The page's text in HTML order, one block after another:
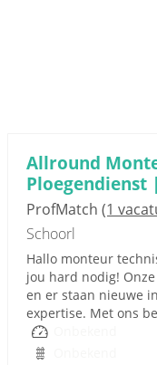
Allround
Ploegendienst
ProfMatch (1
Schoorl
Hallo monteur
jou hard nodig!
en er staan nieuwe
expertise. Met ons